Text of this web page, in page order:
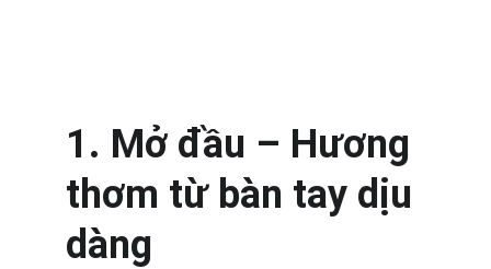
1. Mở đầu – Hương
thơm từ bàn tay dịu
dàng